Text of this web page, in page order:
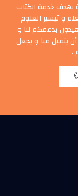
خدمة الكتاب
و تيسير العلوم
بدعمكم لنا و
يتقبل منا و يجعل
.